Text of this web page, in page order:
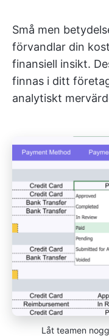
Små men
förvandlar din
finansiell insikt.
finnas i ditt
analytiskt
Låt teamen